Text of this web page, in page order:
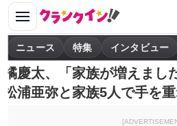
ニュース 特集 インタビュー
橘慶太、「家族が増えま
松浦亜弥と家族5人で手を